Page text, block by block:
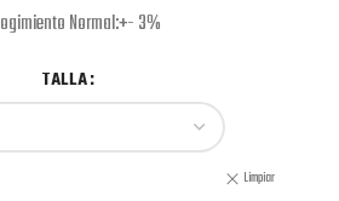
Normal:+- 3%
TALLA
Limpiar